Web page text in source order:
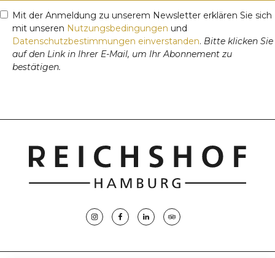
Mit der Anmeldung zu unserem Newsletter erklären Sie sich
mit unseren Nutzungsbedingungen und
Datenschutzbestimmungen einverstanden. Bitte klicken Sie
auf den Link in Ihrer E-Mail, um Ihr Abonnement zu
bestätigen.